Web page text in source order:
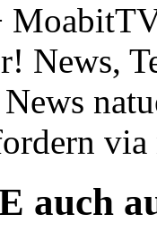
News,
auch